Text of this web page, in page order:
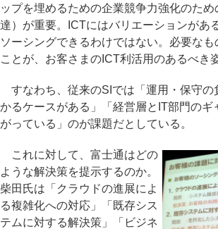
ップを埋めるための企業競争力強化のため
達）が重要。ICTにはバリエーションがあ
ソーシングできるわけではない。必要な
ことが、お客さまのICT利活用のあるべき
すなわち、従来のSIでは「運用・保守の
かるケースがある」「経営層とIT部門のギ
がっている」のが課題だとしている。
これに対して、富士通はどの
ような解決策を提示するのか。
柴田氏は「クラウドの進展によ
る複雑化への対応」「既存シス
テムに対する解決策」「ビジネ